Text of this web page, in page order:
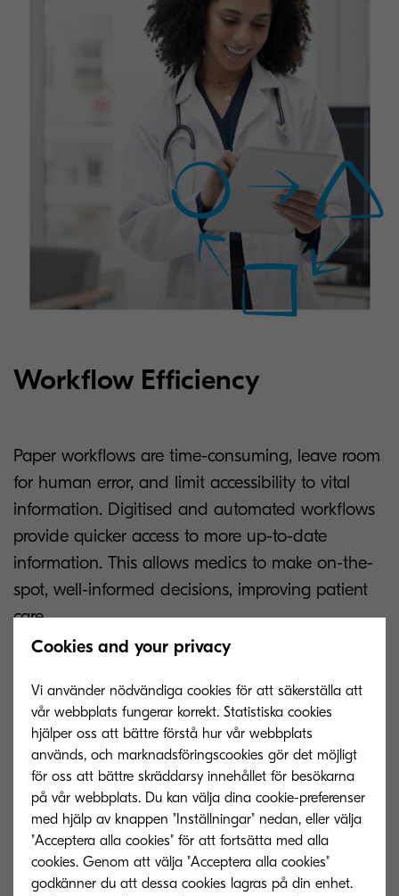
Workflow Efficiency
Paper workflows are time-consuming, leave room
for human error, and limit accessibility to vital
information. Digitised and automated workflows
provide quicker access to more up-to-date
information. This allows medics to make on-the-
spot, well-informed decisions, improving patient
care.
Read more!
Cookies and your privacy
Vi använder nödvändiga cookies för att säkerställa att
vår webbplats fungerar korrekt. Statistiska cookies
hjälper oss att bättre förstå hur vår webbplats
används, och marknadsföringscookies gör det möjligt
för oss att bättre skräddarsy innehållet för besökarna
på vår webbplats. Du kan välja dina cookie-preferenser
med hjälp av knappen "Inställningar" nedan, eller välja
"Acceptera alla cookies" för att fortsätta med alla
cookies. Genom att välja "Acceptera alla cookies"
godkänner du att dessa cookies lagras på din enhet.